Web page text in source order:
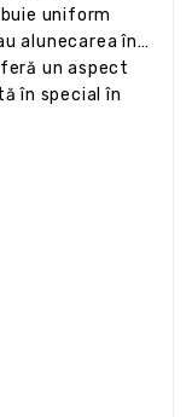
uniform
alunecarea în
un aspect
în special în